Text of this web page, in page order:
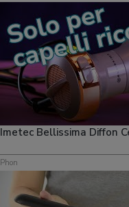
Imetec Bellissima Diffon
Phon